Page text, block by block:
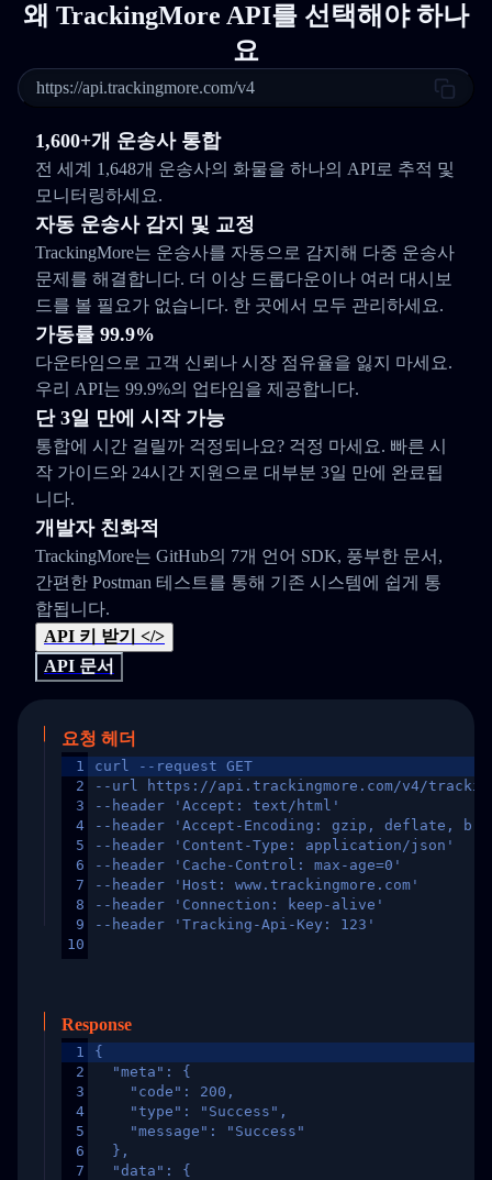
왜 TrackingMore API를 선택해야 하나
요
https://api.trackingmore.com/v4
1,600+개 운송사 통합
전 세계 1,648개 운송사의 화물을 하나의 API로 추적 및
모니터링하세요.
자동 운송사 감지 및 교정
TrackingMore는 운송사를 자동으로 감지해 다중 운송사
문제를 해결합니다. 더 이상 드롭다운이나 여러 대시보
드를 볼 필요가 없습니다. 한 곳에서 모두 관리하세요.
가동률 99.9%
다운타임으로 고객 신뢰나 시장 점유율을 잃지 마세요.
우리 API는 99.9%의 업타임을 제공합니다.
단 3일 만에 시작 가능
통합에 시간 걸릴까 걱정되나요? 걱정 마세요. 빠른 시
작 가이드와 24시간 지원으로 대부분 3일 만에 완료됩
니다.
개발자 친화적
TrackingMore는 GitHub의 7개 언어 SDK, 풍부한 문서,
간편한 Postman 테스트를 통해 기존 시스템에 쉽게 통
합됩니다.
API 키 받기 </>
API 문서
요청 헤더
1
2
3
4
5
6
7
8
9
10
curl --request GET
--url https://api.trackingmore.com/v4/trackings/
--header 'Accept: text/html'
--header 'Accept-Encoding: gzip, deflate,
--header 'Content-Type: application/json'
--header 'Cache-Control: max-age=0'
--header 'Host: www.trackingmore.com'
--header 'Connection: keep-alive'
--header 'Tracking-Api-Key: 123'
Response
1
2
3
4
5
6
7
{
  "meta": {
    "code": 200,
    "type": "Success",
    "message": "Success"
  },
  "data": {